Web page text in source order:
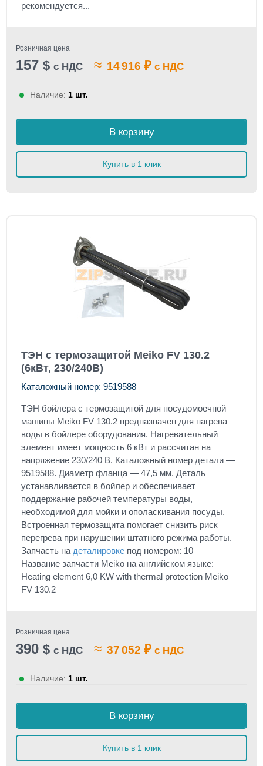
рекомендуется...
Розничная цена
157 $ с НДС ≈ 14 916 ₽ с НДС
Наличие: 1 шт.
В корзину
Купить в 1 клик
ТЭН с термозащитой Meiko FV 130.2
(6кВт, 230/240В)
Каталожный номер: 9519588
ТЭН бойлера с термозащитой для посудомоечной
машины Meiko FV 130.2 предназначен для нагрева
воды в бойлере оборудования. Нагревательный
элемент имеет мощность 6 кВт и рассчитан на
напряжение 230/240 В. Каталожный номер детали —
9519588. Диаметр фланца — 47,5 мм. Деталь
устанавливается в бойлер и обеспечивает
поддержание рабочей температуры воды,
необходимой для мойки и ополаскивания посуды.
Встроенная термозащита помогает снизить риск
перегрева при нарушении штатного режима работы.
Запчасть на деталировке под номером: 10
Название запчасти Meiko на английском языке:
Heating element 6,0 KW with thermal protection Meiko
FV 130.2
Розничная цена
390 $ с НДС ≈ 37 052 ₽ с НДС
Наличие: 1 шт.
В корзину
Купить в 1 клик